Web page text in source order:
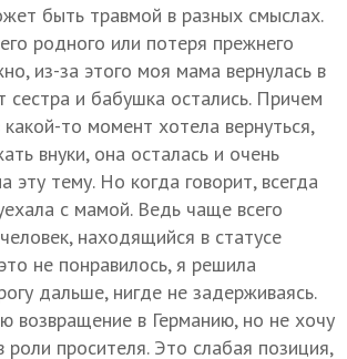
быть травмой в разных смыслах.
родного или потеря прежнего
из-за этого моя мама вернулась в
сестра и бабушка остались. Причем
то момент хотела вернуться,
внуки, она осталась и очень
эту тему. Но когда говорит, всегда
с мамой. Ведь чаще всего
находящийся в статусе
не понравилось, я решила
дальше, нигде не задерживаясь.
возвращение в Германию, но не хочу
роли просителя. Это слабая позиция,